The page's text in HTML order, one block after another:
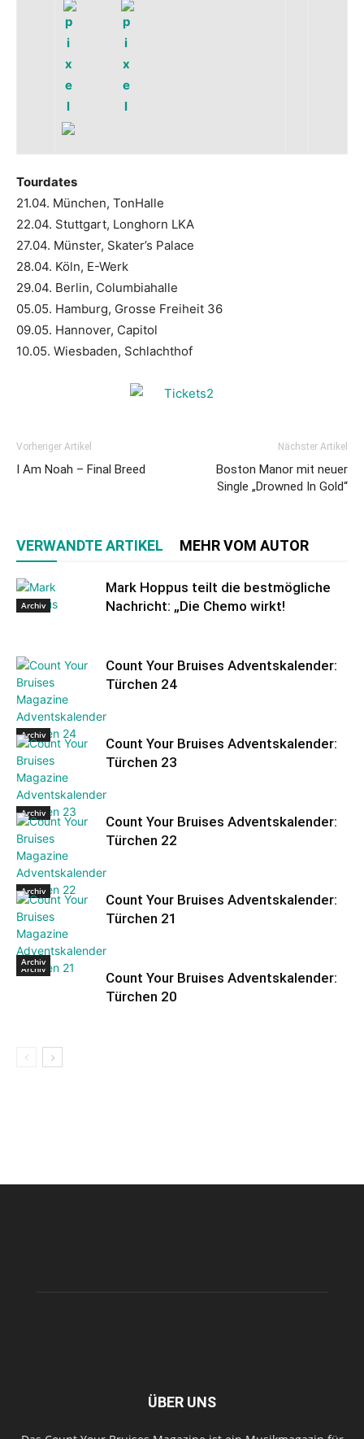
Tourdates
21.04. München, TonHalle
22.04. Stuttgart, Longhorn LKA
27.04. Münster, Skater’s Palace
28.04. Köln, E-Werk
29.04. Berlin, Columbiahalle
05.05. Hamburg, Grosse Freiheit 36
09.05. Hannover, Capitol
10.05. Wiesbaden, Schlachthof
Vorheriger Artikel
I Am Noah – Final Breed
Nächster Artikel
Boston Manor mit neuer
Single „Drowned In Gold“
VERWANDTE ARTIKEL MEHR VOM AUTOR
Archiv
Mark Hoppus teilt die bestmögliche
Nachricht: „Die Chemo wirkt!
Archiv
Count Your Bruises Adventskalender:
Türchen 24
Archiv
Count Your Bruises Adventskalender:
Türchen 23
Archiv
Count Your Bruises Adventskalender:
Türchen 22
Archiv
Count Your Bruises Adventskalender:
Türchen 21
Archiv
Count Your Bruises Adventskalender:
Türchen 20
ÜBER UNS